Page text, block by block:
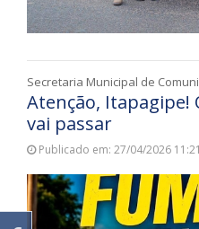
Secretaria Municipal de
Atenção, Itapagipe!
vai passar
Publicado em: 27/04/2026 11:21